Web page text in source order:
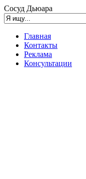
Сосуд Дьюара
Главная
Контакты
Реклама
Консультации